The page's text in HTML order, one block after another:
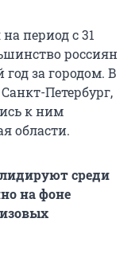
период с 31
россиян
за городом. В
Петербург,
к ним
области.
среди
на фоне